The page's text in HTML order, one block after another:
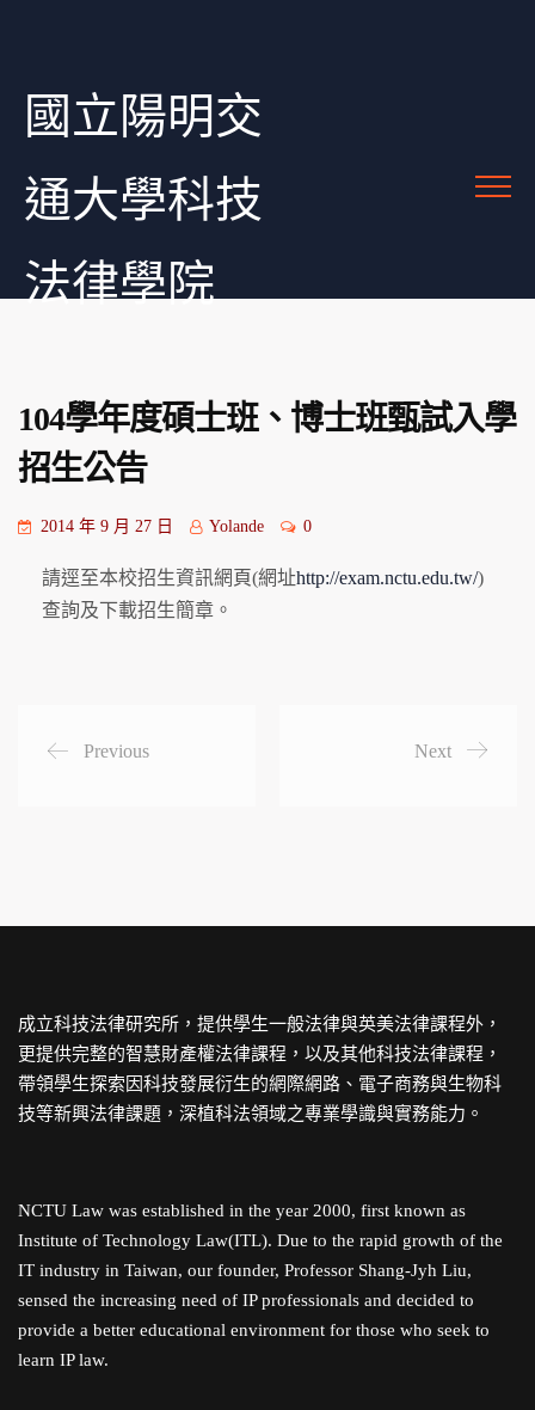
國立陽明交
通大學科技
法律學院
104學年度碩士班、博士班甄試入學
招生公告
2014 年 9 月 27 日 Yolande 0
請逕至本校招生資訊網頁(網址http://exam.nctu.edu.tw/)
查詢及下載招生簡章。
Previous Next
成立科技法律研究所，提供學生一般法律與英美法律課程外，
更提供完整的智慧財產權法律課程，以及其他科技法律課程，
帶領學生探索因科技發展衍生的網際網路、電子商務與生物科
技等新興法律課題，深植科法領域之專業學識與實務能力。
NCTU Law was established in the year 2000, first known as
Institute of Technology Law(ITL). Due to the rapid growth of the
IT industry in Taiwan, our founder, Professor Shang-Jyh Liu,
sensed the increasing need of IP professionals and decided to
provide a better educational environment for those who seek to
learn IP law.